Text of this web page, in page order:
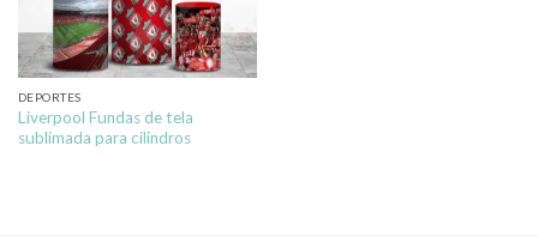
DEPORTES
Liverpool Fundas de tela
sublimada para cilindros